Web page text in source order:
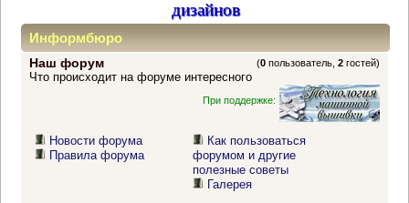
дизайнов
Информбюро
Наш форум (0 пользователь,2 гостей)
Что происходит на форуме интересного
При поддержке:
Новости форума
Правила форума
Как пользоваться
форумом и другие
полезные советы
Галерея